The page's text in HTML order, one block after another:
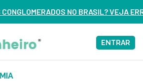
VEJA ERROS DE 3 DELES –
ENTRAR